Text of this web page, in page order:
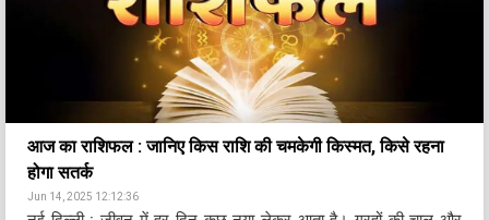
आज का राशिफल : जानिए किस राशि की चमकेगी किस्मत, किसे रहना
होगा सतर्क
Jun 14, 2025 12:12:36